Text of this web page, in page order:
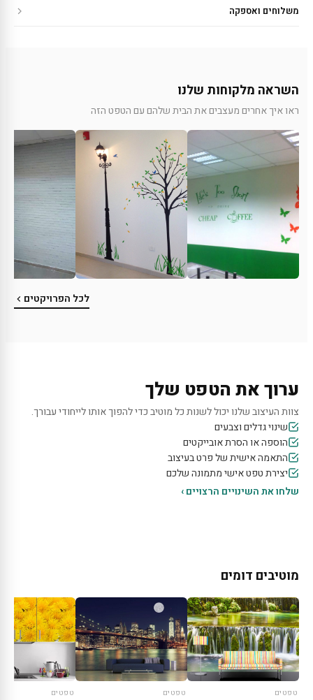
משלוחים ואספקה
השראה מלקוחות שלנו
ראו איך אחרים מעצבים את הבית שלהם עם הטפט הזה
לכל הפרויקטים
ערוך את הטפט שלך
צוות העיצוב שלנו יכול לשנות כל מוטיב כדי להפוך אותו לייחודי עבורך.
שינוי גדלים וצבעים
הוספה או הסרת אובייקטים
התאמה אישית של פרט בעיצוב
יצירת טפט אישי מתמונה שלכם
שלחו את השינויים הרצויים ›
מוטיבים דומים
טפטים טפטים טפטים